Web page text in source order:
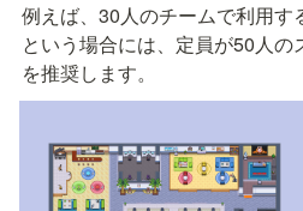
例えば、30人のチームで利用す
という場合には、定員が50人の
を推奨します。